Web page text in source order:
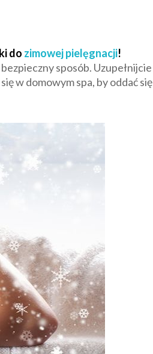
do zimowej pielęgnacji!
sposób. Uzupełnijcie
w domowym spa, by oddać się